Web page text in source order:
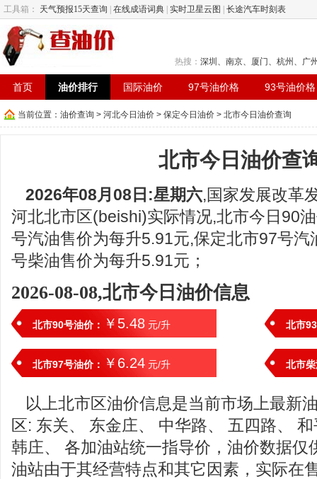
热搜： 深圳 、 南京、 厦门、 杭州 、 广
首页 油价排行 国际油价 97号油价格 93号油价格
工具箱： 天气预报15天查询 在线成语词典 实时卫星云图 长途汽车时刻表
当前位置： 油价查询 > 河北今日油价 > 保定今日油价 > 北市今日油价查询
北市今日油价查
2026年08月08日:星期六,国家发展改革
河北北市区(beishi)实际情况,北市今日90
号汽油售价为每升5.91元,保定北市97号汽
号柴油售价为每升5.91元；
2026-08-08,北市今日油价信息
北市90号油价： ￥5.48 元/升 北市
北市97号油价： ￥6.24 元/升 北市
以上北市区油价信息是当前市场上最新
区: 东关、 东金庄、 中华路、 五四路、
韩庄、 各加油站统一指导价，油价数据仅
油站由于其经营特点和其它因素，实际在